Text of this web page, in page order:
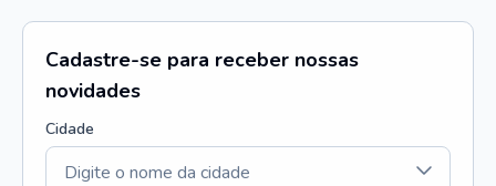
Cadastre-se para receber nossas
novidades
Cidade